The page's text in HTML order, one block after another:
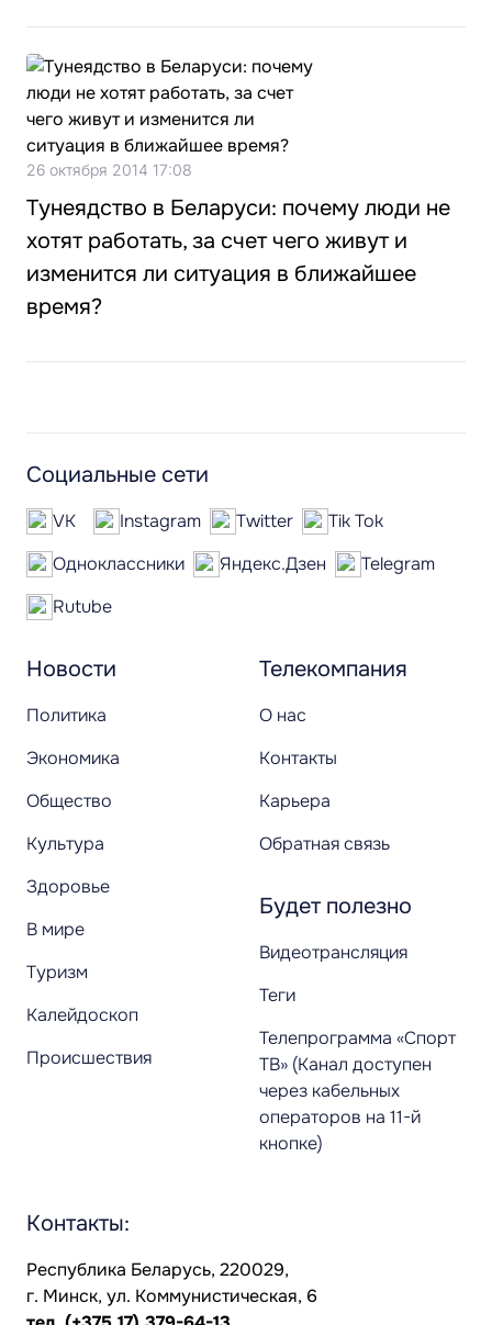
26 октября 2014 17:08
Тунеядство в Беларуси: почему люди не
хотят работать, за счет чего живут и
изменится ли ситуация в ближайшее
время?
Новости
Политика
Экономика
Общество
Культура
Здоровье
В мире
Туризм
Калейдоскоп
Происшествия
Телекомпания
О нас
Контакты
Карьера
Обратная связь
Будет полезно
Видеотрансляция
Теги
Телепрограмма «Спорт
ТВ» (Канал доступен
через кабельных
операторов на 11-й
кнопке)
Социальные сети
VK Instagram Twitter
Tik Tok
Одноклассники
Яндекс.Дзен
Telegram
Rutube
Контакты:
Республика Беларусь, 220029,
г. Минск, ул. Коммунистическая, 6